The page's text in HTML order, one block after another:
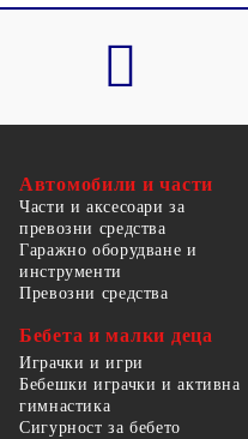
Автомобили и части
Части и аксесоари за
превозни средства
Гаражно оборудване и
инструменти
Превозни средства
Бебета и малки деца
Играчки и игри
Бебешки играчки и активна
гимнастика
Сигурност за бебето